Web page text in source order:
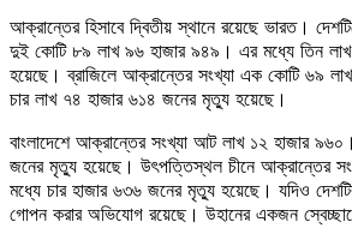
আক্রান্তের হিসাবে দ্বিতীয় স্থানে রয়েছে ভারত।
দুই কোটি ৮৯ লাখ ৯৬ হাজার ৯৪৯। এর মধ্যে তিন
হয়েছে। ব্রাজিলে আক্রান্তের সংখ্যা এক কোটি ৬৯
চার লাখ ৭৪ হাজার ৬১৪ জনের মৃত্যু হয়েছে।
বাংলাদেশে আক্রান্তের সংখ্যা আট লাখ ১২ হাজার
জনের মৃত্যু হয়েছে। উৎপত্তিস্থল চীনে আক্রান্তের
মধ্যে চার হাজার ৬৩৬ জনের মৃত্যু হয়েছে। যদিও
গোপন করার অভিযোগ রয়েছে। উহানের একজন